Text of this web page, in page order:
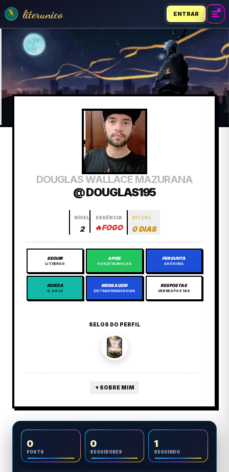
literunico ENTRAR
DOUGLAS WALLACE MAZURANA
@ DOUGLAS195
NÍVEL
2
ESSÊNCIA
🔥FOGO
RITUAL
0 DIAS
SEGUIR
LITVERSO
APOIE
GORJETA AVULSA
PERGUNTA
ANÔNIMA
MOEDA
0,00 LC
MENSAGEM
ENTRAR PARA ENVIAR
RESPOSTAS
VER RESPOSTAS
SELOS DO PERFIL
▼ SOBRE MIM
0
POSTS
0
SEGUIDORES
1
SEGUINDO